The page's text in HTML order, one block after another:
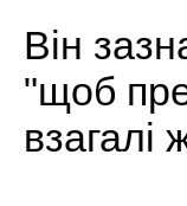
Він
"щоб
взагалі